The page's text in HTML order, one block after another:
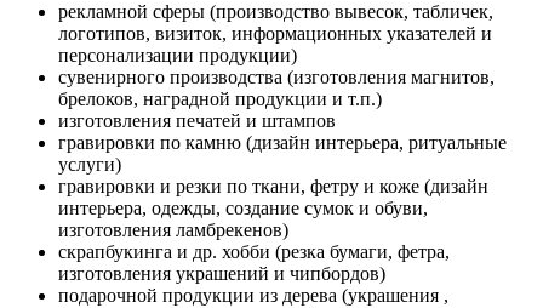
рекламной сферы (производство вывесок, табличек,
логотипов, визиток, информационных указателей и
персонализации продукции)
сувенирного производства (изготовления магнитов,
брелоков, наградной продукции и т.п.)
изготовления печатей и штампов
гравировки по камню (дизайн интерьера, ритуальные
услуги)
гравировки и резки по ткани, фетру и коже (дизайн
интерьера, одежды, создание сумок и обуви,
изготовления ламбрекенов)
скрапбукинга и др. хобби (резка бумаги, фетра,
изготовления украшений и чипбордов)
подарочной продукции из дерева (украшения ,